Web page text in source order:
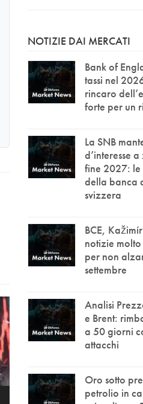
NOTIZIE DAI MERCATI
Bank of
tassi nel
rincaro
forte per un
La SNB
d’interesse
fine 2027: le
della banca
svizzera
BCE,
notizie
per non
settembre
Analisi
e Brent:
a 50 giorni
attacchi
Oro sotto
petrolio in